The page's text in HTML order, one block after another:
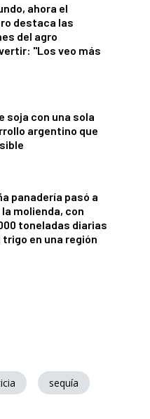
ahora el
destaca las
del agro
"Los veo más
soja con una sola
argentino que
panadería pasó a
molienda, con
toneladas diarias
en una región
sequía